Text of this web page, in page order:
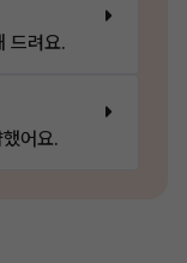
드려요.
어요.